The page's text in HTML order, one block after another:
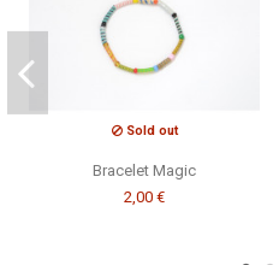
Sold out
Bracelet Magic
2,00 €